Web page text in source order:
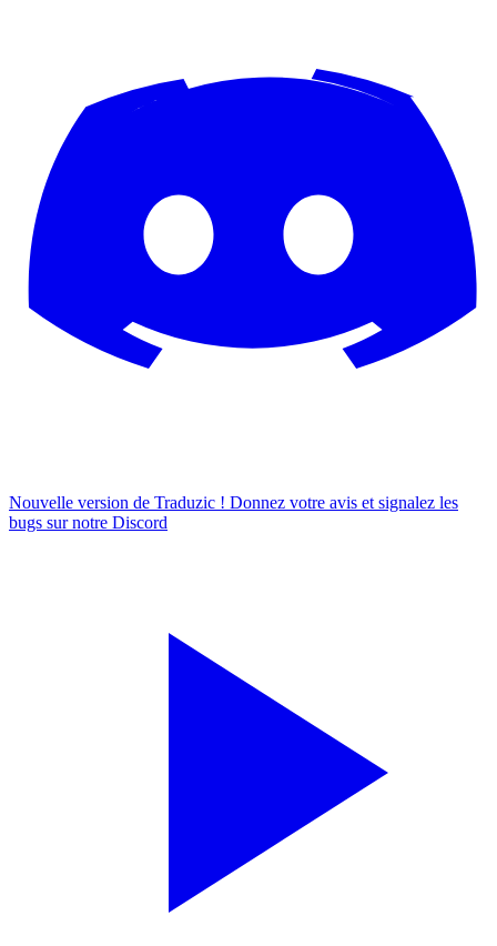
Nouvelle version de Traduzic ! Donnez votre avis et signalez les
bugs sur notre Discord